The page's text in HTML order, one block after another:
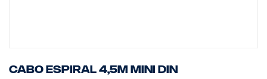
Cabo espiral 4,5m MINI DIN